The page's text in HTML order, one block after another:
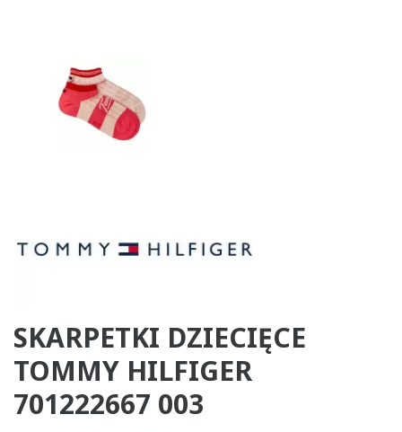
SKARPETKI DZIECIĘCE
TOMMY HILFIGER
701222667 003